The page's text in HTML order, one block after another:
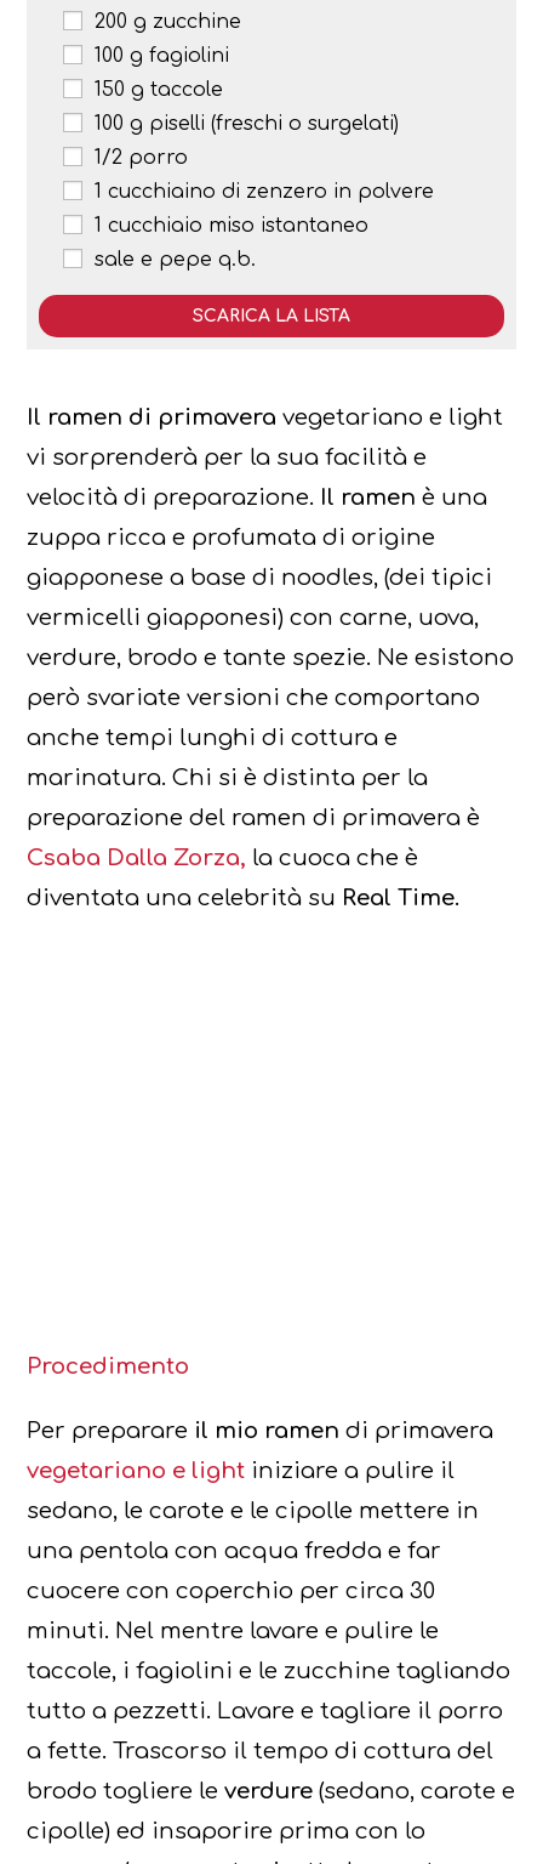
200 g zucchine
100 g fagiolini
150 g taccole
100 g piselli (freschi o surgelati)
1/2 porro
1 cucchiaino di zenzero in polvere
1 cucchiaio miso istantaneo
sale e pepe q.b.
SCARICA LA LISTA
Invia la lista della spesa sulla Mail o su
Whatsapp
Invia lista sulla Mail
Invia lista su Whatsapp
Il ramen di primaveravegetariano e light
vi sorprenderà per la sua facilità e
velocità di preparazione. Il ramenè una
zuppa ricca e profumata di origine
giapponese a basedi noodles, (dei tipici
vermicelli giapponesi) con carne, uova,
verdure, brodo e tante spezie. Ne esistono
però svariate versioni che comportano
anche tempi lunghi di cottura e
marinatura. Chi si è distinta per la
preparazione del ramen di primavera è
Csaba Dalla Zorza, la cuoca che è
diventata una celebrità su Real Time.
Procedimento
Per preparare il mio ramen di primavera
vegetariano e light iniziare a pulire il
sedano, le carote e le cipolle mettere in
una pentola con acqua fredda e far
cuocere con coperchio per circa 30
minuti. Nel mentre lavare e pulire le
taccole, i fagiolini e le zucchine tagliando
tutto a pezzetti. Lavare e tagliare il porro
a fette. Trascorso il tempo di cottura del
brodo togliere leverdure (sedano, carote e
cipolle) ed insaporire prima con lo